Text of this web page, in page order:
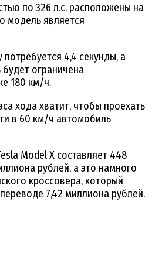
по 326 л.с. расположены на
модель является
4,4 секунды, а
ограничена
180 км/ч.
хода хватит, чтобы проехать
в 60 км/ч автомобиль
Model X составляет 448
рублей, а это намного
кроссовера, который
7,42 миллиона рублей.